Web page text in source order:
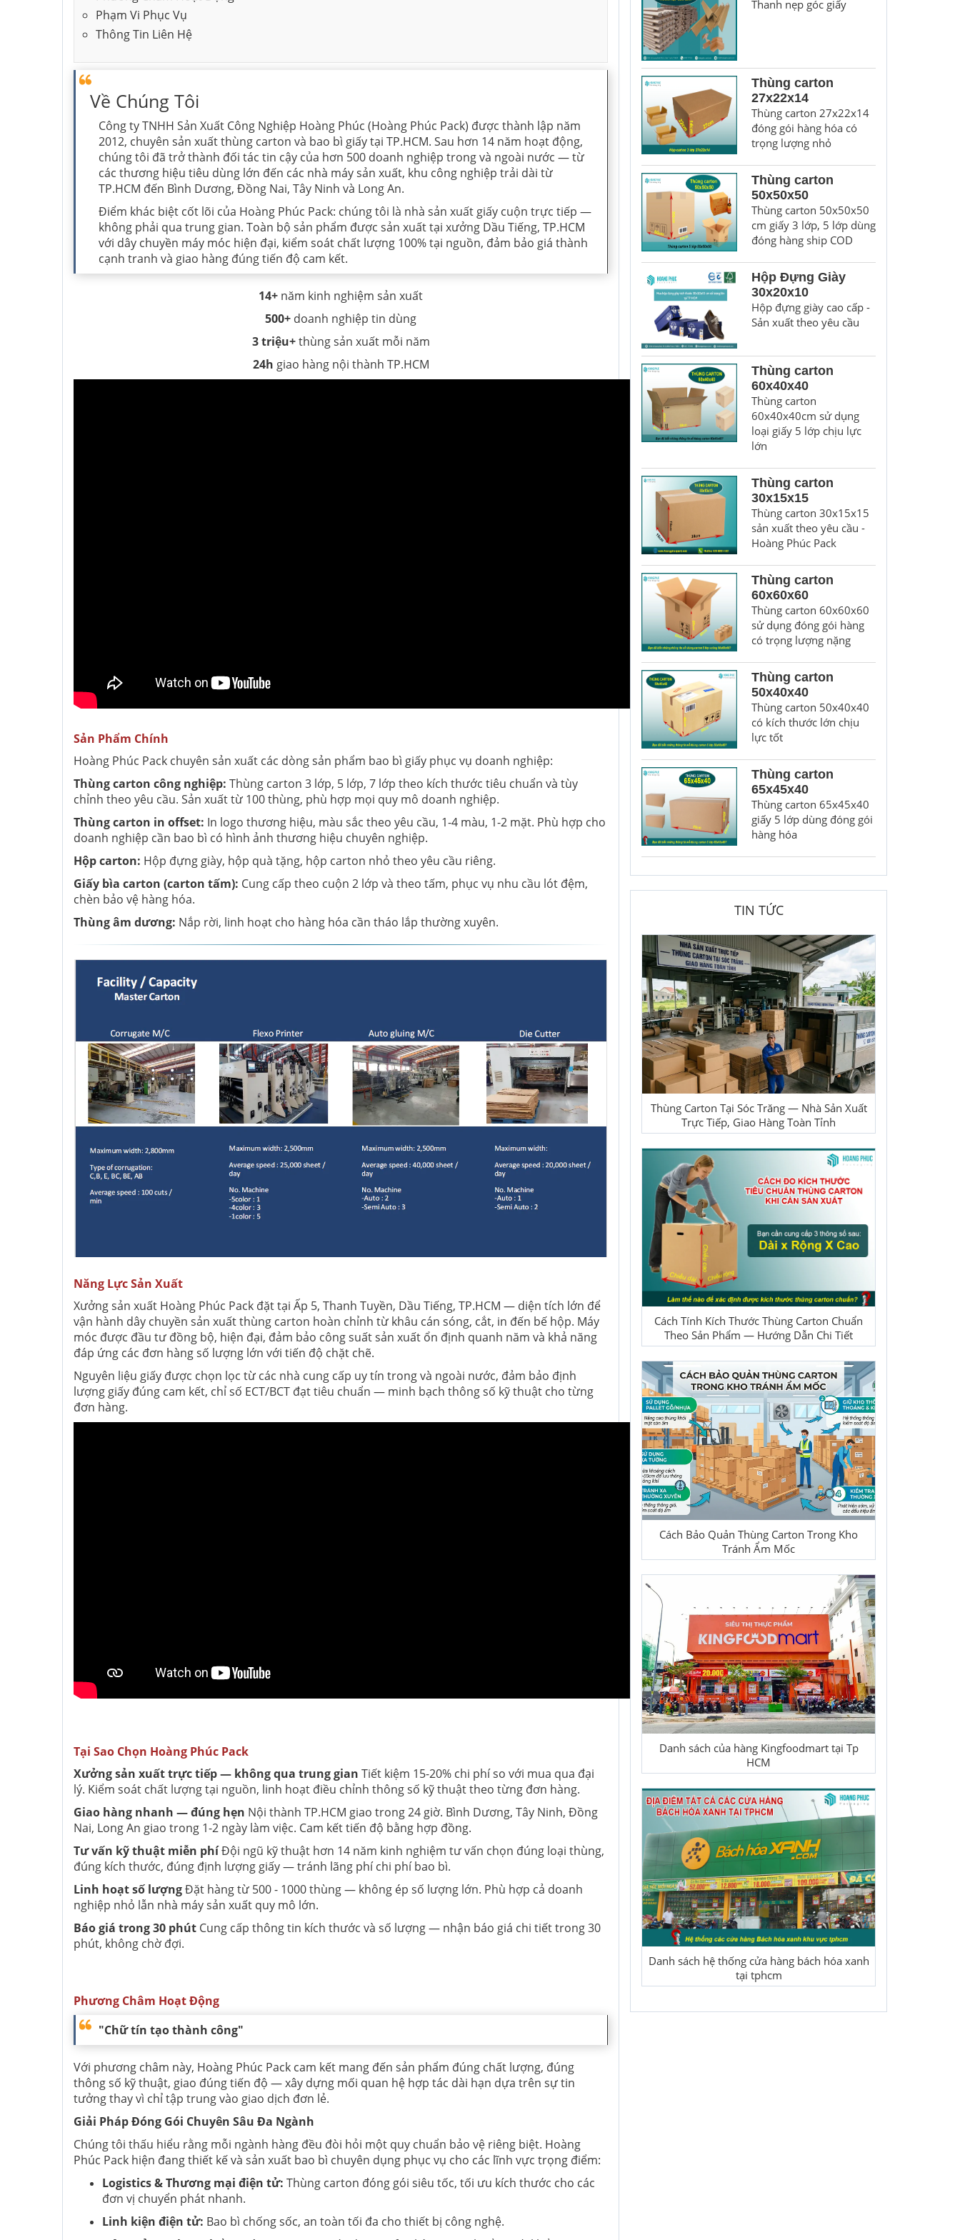
Phạm Vi Phục Vụ
Thông Tin Liên Hệ
Về Chúng Tôi
Công ty TNHH Sản Xuất Công Nghiệp Hoàng Phúc (Hoàng Phúc Pack) được thành lập năm
2012, chuyên sản xuất thùng carton và bao bì giấy tại TP.HCM. Sau hơn 14 năm hoạt động,
chúng tôi đã trở thành đối tác tin cậy của hơn 500 doanh nghiệp trong và ngoài nước — từ
các thương hiệu tiêu dùng lớn đến các nhà máy sản xuất, khu công nghiệp trải dài từ
TP.HCM đến Bình Dương, Đồng Nai, Tây Ninh và Long An.
Điểm khác biệt cốt lõi của Hoàng Phúc Pack: chúng tôi là nhà sản xuất giấy cuộn trực tiếp —
không phải qua trung gian. Toàn bộ sản phẩm được sản xuất tại xưởng Dầu Tiếng, TP.HCM
với dây chuyền máy móc hiện đại, kiểm soát chất lượng 100% tại nguồn, đảm bảo giá thành
cạnh tranh và giao hàng đúng tiến độ cam kết.
14+ năm kinh nghiệm sản xuất
500+ doanh nghiệp tin dùng
3 triệu+thùng sản xuất mỗi năm
24h giao hàng nội thành TP.HCM
Sản Phẩm Chính
Hoàng Phúc Pack chuyên sản xuất các dòng sản phẩm bao bì giấy phục vụ doanh nghiệp:
Thùng carton công nghiệp: Thùng carton 3 lớp, 5 lớp, 7 lớp theo kích thước tiêu chuẩn và tùy
chỉnh theo yêu cầu. Sản xuất từ 100 thùng, phù hợp mọi quy mô doanh nghiệp.
Thùng carton in offset: In logo thương hiệu, màu sắc theo yêu cầu, 1-4 màu, 1-2 mặt. Phù hợp cho
doanh nghiệp cần bao bì có hình ảnh thương hiệu chuyên nghiệp.
Hộp carton: Hộp đựng giày, hộp quà tặng, hộp carton nhỏ theo yêu cầu riêng.
Giấy bìa carton (carton tấm): Cung cấp theo cuộn 2 lớp và theo tấm, phục vụ nhu cầu lót đệm,
chèn bảo vệ hàng hóa.
Thùng âm dương: Nắp rời, linh hoạt cho hàng hóa cần tháo lắp thường xuyên.
Năng Lực Sản Xuất
Xưởng sản xuất Hoàng Phúc Pack đặt tại Ấp 5, Thanh Tuyền, Dầu Tiếng, TP.HCM — diện tích lớn để
vận hành dây chuyền sản xuất thùng carton hoàn chỉnh từ khâu cán sóng, cắt, in đến bế hộp. Máy
móc được đầu tư đồng bộ, hiện đại, đảm bảo công suất sản xuất ổn định quanh năm và khả năng
đáp ứng các đơn hàng số lượng lớn với tiến độ chặt chẽ.
Nguyên liệu giấy được chọn lọc từ các nhà cung cấp uy tín trong và ngoài nước, đảm bảo định
lượng giấy đúng cam kết, chỉ số ECT/BCT đạt tiêu chuẩn — minh bạch thông số kỹ thuật cho từng
đơn hàng.
Tại Sao Chọn Hoàng Phúc Pack
Xưởng sản xuất trực tiếp — không qua trung gian Tiết kiệm 15-20% chi phí so với mua qua đại
lý. Kiểm soát chất lượng tại nguồn, linh hoạt điều chỉnh thông số kỹ thuật theo từng đơn hàng.
Giao hàng nhanh — đúng hẹn Nội thành TP.HCM giao trong 24 giờ. Bình Dương, Tây Ninh, Đồng
Nai, Long An giao trong 1-2 ngày làm việc. Cam kết tiến độ bằng hợp đồng.
Tư vấn kỹ thuật miễn phíĐội ngũ kỹ thuật hơn 14 năm kinh nghiệm tư vấn chọn đúng loại thùng,
đúng kích thước, đúng định lượng giấy — tránh lãng phí chi phí bao bì.
Linh hoạt số lượngĐặt hàng từ 500 - 1000 thùng — không ép số lượng lớn. Phù hợp cả doanh
nghiệp nhỏ lẫn nhà máy sản xuất quy mô lớn.
Báo giá trong 30 phút Cung cấp thông tin kích thước và số lượng — nhận báo giá chi tiết trong 30
phút, không chờ đợi.
Phương Châm Hoạt Động
"Chữ tín tạo thành công"
Với phương châm này, Hoàng Phúc Pack cam kết mang đến sản phẩm đúng chất lượng, đúng
thông số kỹ thuật, giao đúng tiến độ — xây dựng mối quan hệ hợp tác dài hạn dựa trên sự tin
tưởng thay vì chỉ tập trung vào giao dịch đơn lẻ.
Giải Pháp Đóng Gói Chuyên Sâu Đa Ngành
Chúng tôi thấu hiểu rằng mỗi ngành hàng đều đòi hỏi một quy chuẩn bảo vệ riêng biệt. Hoàng
Phúc Pack hiện đang thiết kế và sản xuất bao bì chuyên dụng phục vụ cho các lĩnh vực trọng điểm:
Logistics & Thương mại điện tử: Thùng carton đóng gói siêu tốc, tối ưu kích thước cho các
đơn vị chuyển phát nhanh.
Linh kiện điện tử: Bao bì chống sốc, an toàn tối đa cho thiết bị công nghệ.
Thanh nẹp góc giấy
Thùng carton
27x22x14
Thùng carton 27x22x14
đóng gói hàng hóa có
trọng lượng nhỏ
Thùng carton
50x50x50
Thùng carton 50x50x50
cm giấy 3 lớp, 5 lớp dùng
đóng hàng ship COD
Hộp Đựng Giày
30x20x10
Hộp đựng giày cao cấp -
Sản xuất theo yêu cầu
Thùng carton
60x40x40
Thùng carton
60x40x40cm sử dụng
loại giấy 5 lớp chịu lực
lớn
Thùng carton
30x15x15
Thùng carton 30x15x15
sản xuất theo yêu cầu -
Hoàng Phúc Pack
Thùng carton
60x60x60
Thùng carton 60x60x60
sử dụng đóng gói hàng
có trọng lượng nặng
Thùng carton
50x40x40
Thùng carton 50x40x40
có kích thước lớn chịu
lực tốt
Thùng carton
65x45x40
Thùng carton 65x45x40
giấy 5 lớp dùng đóng gói
hàng hóa
TIN TỨC
Thùng Carton Tại Sóc Trăng — Nhà Sản Xuất
Trực Tiếp, Giao Hàng Toàn Tỉnh
Cách Tính Kích Thước Thùng Carton Chuẩn
Theo Sản Phẩm — Hướng Dẫn Chi Tiết
Cách Bảo Quản Thùng Carton Trong Kho
Tránh Ẩm Mốc
Danh sách của hàng Kingfoodmart tại Tp
HCM
Danh sách hệ thống cửa hàng bách hóa xanh
tại tphcm